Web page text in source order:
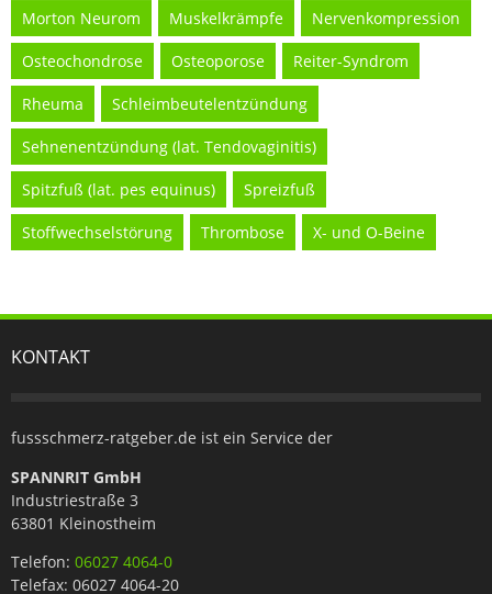
Morton Neurom Muskelkrämpfe Nervenkompression
Osteochondrose Osteoporose Reiter-Syndrom
Rheuma Schleimbeutelentzündung
Sehnenentzündung (lat. Tendovaginitis)
Spitzfuß (lat. pes equinus) Spreizfuß
Stoffwechselstörung Thrombose X- und O-Beine
KONTAKT
fussschmerz-ratgeber.de ist ein Service der
SPANNRIT GmbH
Industriestraße 3
63801 Kleinostheim
Telefon: 06027 4064-0
Telefax: 06027 4064-20